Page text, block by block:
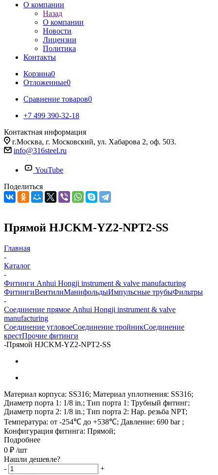
О компании
Назад
О компании
Новости
Лицензии
Политика
Контакты
Корзина0
Отложенные0
Сравнение товаров0
+7 499 390-32-18
Контактная информация
г.Москва, г. Московский, ул. Хабарова 2, оф. 503.
info@316steel.ru
YouTube
Поделиться
Прямой HJCKM-YZ2-NPT2-SS
Главная
-
Каталог
-
Фитинги Anhui Hongji instrument & valve manufacturing
ФитингиВентилиМанифольдыИмпульсные трубыФильтры
-
Соединение прямое Anhui Hongji instrument & valve
manufacturing
Соединение угловоеСоединение тройникСоединение
крестПрочие фитинги
-Прямой HJCKM-YZ2-NPT2-SS
Материал корпуса: SS316; Материал уплотнения: SS316;
Диаметр порта 1: 1/8 in.; Тип порта 1: Трубный фитинг;
Диаметр порта 2: 1/8 in.; Тип порта 2: Нар. резьба NPT;
Температура: от -254℃ до +538℃; Давление: 690 bar ;
Конфигурация фитинга: Прямой;
Подробнее
0 ₽ /шт
Нашли дешевле?
-
+